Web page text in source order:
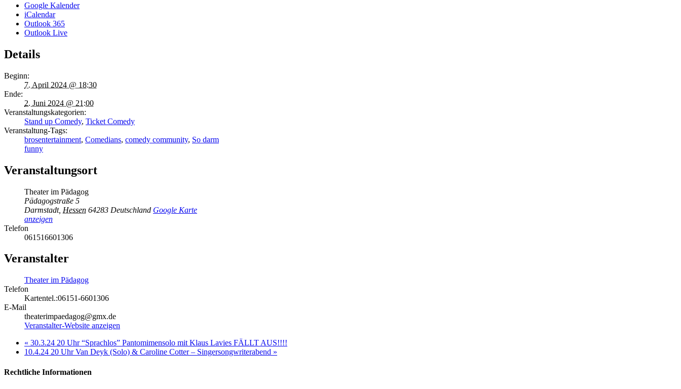
Google Kalender
iCalendar
Outlook 365
Outlook Live
Details
Beginn:
7. April 2024 @ 18:30
Ende:
2. Juni 2024 @ 21:00
Veranstaltungskategorien:
Stand up Comedy, Ticket Comedy
Veranstaltung-Tags:
brosentertainment, Comedians, comedy community, So darm
funny
Veranstaltungsort
Theater im Pädagog
Pädagogstraße 5
Darmstadt, Hessen 64283 Deutschland Google Karte
anzeigen
Telefon
061516601306
Veranstalter
Theater im Pädagog
Telefon
Kartentel.:06151-6601306
E-Mail
theaterimpaedagog@gmx.de
Veranstalter-Website anzeigen
« 30.3.24 20 Uhr “Sprachlos” Pantomimensolo mit Klaus Lavies FÄLLT AUS!!!!
10.4.24 20 Uhr Van Deyk (Solo) & Caroline Cotter – Singersongwriterabend »
Rechtliche Informationen